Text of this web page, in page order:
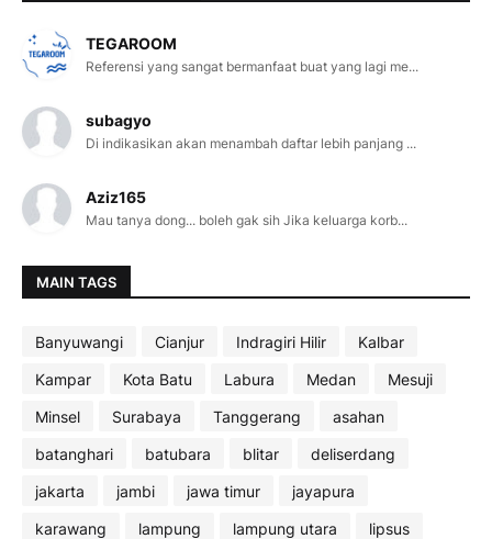
TEGAROOM
Referensi yang sangat bermanfaat buat yang lagi me...
subagyo
Di indikasikan akan menambah daftar lebih panjang ...
Aziz165
Mau tanya dong... boleh gak sih Jika keluarga korb...
MAIN TAGS
Banyuwangi Cianjur Indragiri Hilir
Kalbar
Kampar
Kota Batu Labura Medan
Mesuji
Minsel
Surabaya Tanggerang
asahan
batanghari
batubara blitar
deliserdang
jakarta
jambi jawa timur
jayapura
karawang
lampung lampung utara
lipsus